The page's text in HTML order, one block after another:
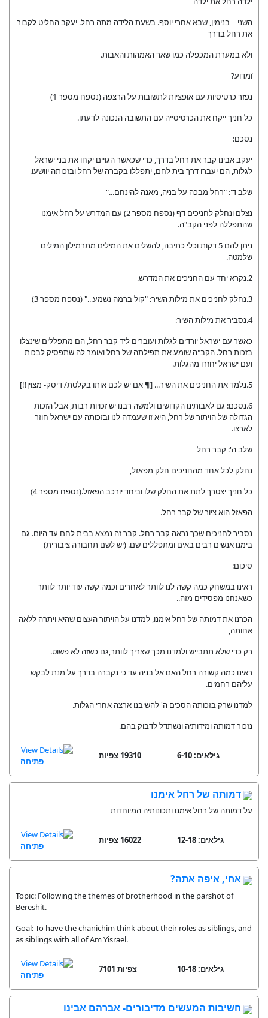
השני – בנימין, שבא אחרי יוסף. בשעת הלידה מתה רחל. יעקב החליט לקבור
את רחל בדרך
ולא במערת המכפלה כמו שאר האמהות והאבות.
ïמדוע?
נפזר כרטיסיות עם אופציות לתשובות על הרצפה (נספח מספר 1)
כל חניך ייקח את הכרטיסייה עם התשובה הנכונה לדעתו.
נסכם:
יעקב אבינו קבר את רחל בדרך, כדי שכאשר הגויים יקחו את בני ישראל
לגלות, הם יעברו דרך בית לחם, יתפללו בקברה של רחל ובזכותה יוושעו.
שלב ד': "רחל מבכה על בניה, מאנה להינחם..."
נצלם ונחלק לחניכים דף (נספח מספר 2) עם המדרש על רחל אימנו
שהתפללה לפני הקב"ה.
ניתן להם 5 דקות וכלי כתיבה, להשלים את המילים מתרמילון המילים
שלמטה.
2.נקרא יחד עם החניכים את המדרש.
3.נחלק לחניכים את מילות השיר: "קול ברמה נשמע..." (נספח מספר 3)
4.נסביר את מילות השיר:
כאשר עם ישראל יורדים לגלות ועוברים ליד קבר רחל, הם מתפללים שינצלו
בזכות רחל. הקב"ה שומע את תפילתה של רחל ואומר לה שתפסיק לבכות
ועם ישראל יחזרו מהגלות.
5.נלמד את החניכים את השיר... [¶ אם יש לכם אותו בקלטת/ דיסק- מצוין!!]
6.נסכם: גם לאבותינו הקדושים ולמשה רבנו יש זכויות רבות, אבל הזכות
הגדולה של הויתור של רחל, היא זו שעמדה לנו ובזכותה עם ישראל חוזר
לארצו.
שלב ה': קבר רחל
נחלק לכל אחד מהחניכים חלק מפאזל,
כל חניך יצטרך לתת את החלק שלו וביחד יורכב הפאזל.(נספח מספר 4)
הפאזל הוא ציור של קבר רחל.
נסביר לחניכים שכך נראה קבר רחל. קבר זה נמצא בבית לחם עד היום. גם
בימנו אנשים רבים באים ומתפללים שם. (יש לשם תחבורה ציבורית)
סיכום:
ראינו במשחק כמה קשה לנו לוותר לאחרים וכמה קשה עוד יותר לוותר
כשאנחנו מפסידים מזה..
הכרנו את דמותה של רחל אימנו, למדנו על הויתור העצום שהיא ויתרה ללאה
אחותה,
רק כדי שלא תתבייש ולמדנו מכך שצריך לוותר,גם כשזה לא פשוט.
ראינו כמה קשורה רחל האם אל בניה עד כי נקברה בדרך על מנת לבקש
עליהם רחמים.
למדנו שרק בזכותה הסכים ה' להשיבנו ארצה אחרי הגלות.
נזכור דמותה ומידותיה ונשתדל לדבוק בהם.
גילאים: 6-10 19310 צפיות
פתיחה
דמותה של רחל אימנו
על דמותה של רחל אימנו ותכונותיה המיוחדות
גילאים: 12-18 16022 צפיות
פתיחה
אחי, איפה אתה?
Topic: Following the themes of brotherhood in the parshot of
Bereshit.
Goal: To have the chanichim think about their roles as siblings, and
as siblings with all of Am Yisrael.
גילאים: 10-18 7101 צפיות
פתיחה
חשיבות המעשים מדיבורים- אברהם אבינו